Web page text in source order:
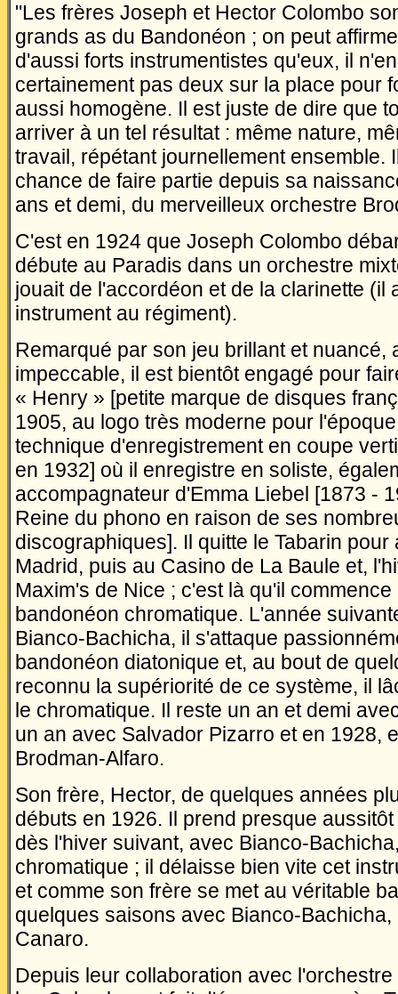
"Les frères Joseph et Hector Colombo
grands as du Bandonéon ; on peut
d'aussi forts instrumentistes qu'eux, il
certainement pas deux sur la place pour
aussi homogène. Il est juste de dire que
arriver à un tel résultat : même nature,
travail, répétant journellement ensemble.
chance de faire partie depuis sa
ans et demi, du merveilleux orchestre
C'est en 1924 que Joseph Colombo
débute au Paradis dans un orchestre
jouait de l'accordéon et de la clarinette (il
instrument au régiment).
Remarqué par son jeu brillant et nuancé,
impeccable, il est bientôt engagé pour
« Henry » [petite marque de disques
1905, au logo très moderne pour
technique d'enregistrement en coupe
en 1932] où il enregistre en soliste,
accompagnateur d'Emma Liebel [1873 -
Reine du phono en raison de ses
discographiques]. Il quitte le Tabarin
Madrid, puis au Casino de La Baule et,
Maxim's de Nice ; c'est là qu'il commence
bandonéon chromatique. L'année
Bianco-Bachicha, il s'attaque
bandonéon diatonique et, au bout de
reconnu la supériorité de ce système, il
le chromatique. Il reste un an et demi
un an avec Salvador Pizarro et en 1928,
Brodman-Alfaro.
Son frère, Hector, de quelques années
débuts en 1926. Il prend presque
dès l'hiver suivant, avec Bianco-
chromatique ; il délaisse bien vite cet
et comme son frère se met au véritable
quelques saisons avec Bianco-Bachicha,
Canaro.
Depuis leur collaboration avec